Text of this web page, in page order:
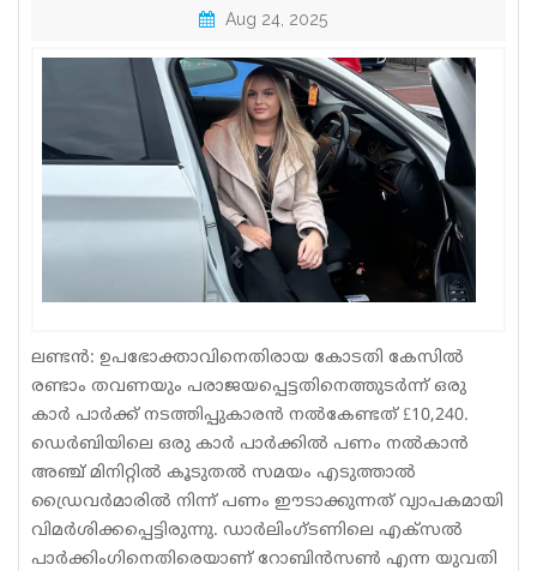
Gallery
Aug 24, 2025
ലണ്ടൻ: ഉപഭോക്താവിനെതിരായ കോടതി കേസിൽ
രണ്ടാം തവണയും പരാജയപ്പെട്ടതിനെത്തുടർന്ന് ഒരു
കാർ പാർക്ക് നടത്തിപ്പുകാരൻ നൽകേണ്ടത് £10,240.
ഡെർബിയിലെ ഒരു കാർ പാർക്കിൽ പണം നൽകാൻ
അഞ്ച് മിനിറ്റിൽ കൂടുതൽ സമയം എടുത്താൽ
ഡ്രൈവർമാരിൽ നിന്ന് പണം ഈടാക്കുന്നത് വ്യാപകമായി
വിമർശിക്കപ്പെട്ടിരുന്നു. ഡാർലിംഗ്ടണിലെ എക്സൽ
പാർക്കിംഗിനെതിരെയാണ് റോബിൻസൺ എന്ന യുവതി